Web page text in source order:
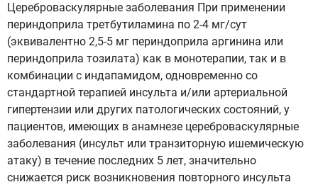
Цереброваскулярные заболевания При применении
периндоприла третбутиламина по 2-4 мг/сут
(эквивалентно 2,5-5 мг периндоприла аргинина или
периндоприла тозилата) как в монотерапии, так и в
комбинации с индапамидом, одновременно со
стандартной терапией инсульта и/или артериальной
гипертензии или других патологических состояний, у
пациентов, имеющих в анамнезе цереброваскулярные
заболевания (инсульт или транзиторную ишемическую
атаку) в течение последних 5 лет, значительно
снижается риск возникновения повторного инсульта